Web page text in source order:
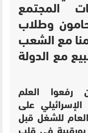
المجتمع
وطلاب
مع الشعب
مع الدولة
رفعوا العلم
على
للشغل قبل